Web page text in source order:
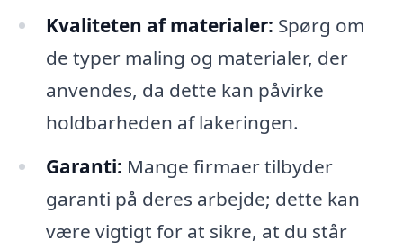
Kvaliteten af materialer: Spørg om
de typer maling og materialer, der
anvendes, da dette kan påvirke
holdbarheden af lakeringen.
Garanti: Mange firmaer tilbyder
garanti på deres arbejde; dette kan
være vigtigt for at sikre, at du står